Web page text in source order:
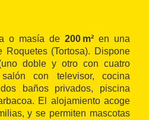
o masía de 200 m² en una
(Tortosa). Dispone
doble y otro con cuatro
con televisor, cocina
baños privados, piscina
El alojamiento acoge
y se permiten mascotas